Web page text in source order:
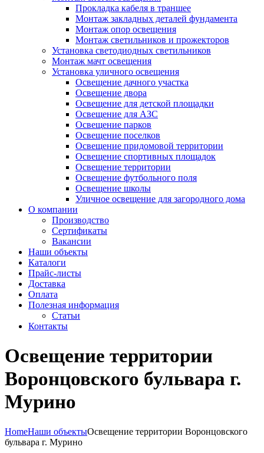
Прокладка кабеля в траншее
Монтаж закладных деталей фундамента
Монтаж опор освещения
Монтаж светильников и прожекторов
Установка светодиодных светильников
Монтаж мачт освещения
Установка уличного освещения
Освещение дачного участка
Освещение двора
Освещение для детской площадки
Освещение для АЗС
Освещение парков
Освещение поселков
Освещение придомовой территории
Освещение спортивных площадок
Освещение территории
Освещение футбольного поля
Освещение школы
Уличное освещение для загородного дома
О компании
Производство
Сертификаты
Вакансии
Наши объекты
Каталоги
Прайс-листы
Доставка
Оплата
Полезная информация
Статьи
Контакты
Освещение территории
Воронцовского бульвара г.
Мурино
HomeНаши объектыОсвещение территории Воронцовского
бульвара г. Мурино